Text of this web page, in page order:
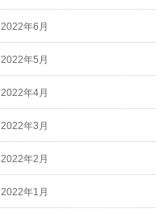
2022年6月
2022年5月
2022年4月
2022年3月
2022年2月
2022年1月